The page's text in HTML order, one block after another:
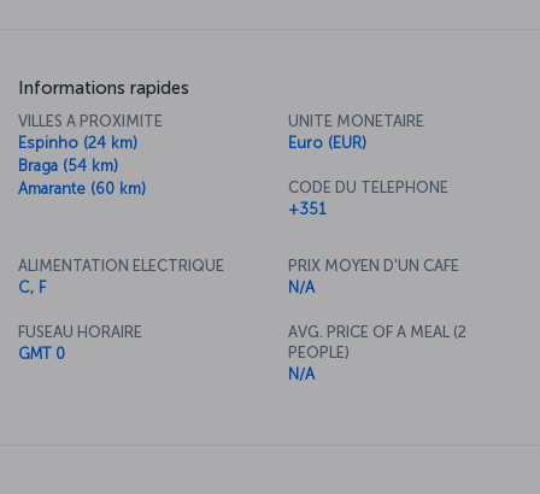
Informations rapides
VILLES A PROXIMITE
Espinho (24 km)
Braga (54 km)
Amarante (60 km)
UNITE MONETAIRE
Euro (EUR)
CODE DU TELEPHONE
+351
ALIMENTATION ELECTRIQUE
C, F
FUSEAU HORAIRE
GMT 0
PRIX MOYEN D'UN CAFE
N/A
AVG. PRICE OF A MEAL (2
PEOPLE)
N/A